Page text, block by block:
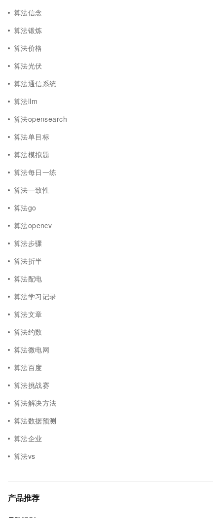
算法信念
算法锻炼
算法价格
算法光伏
算法通信系统
算法llm
算法opensearch
算法单目标
算法模拟题
算法每日一练
算法一致性
算法go
算法opencv
算法步骤
算法折半
算法配电
算法学习记录
算法文章
算法约数
算法微电网
算法百度
算法挑战赛
算法解决方法
算法数据预测
算法企业
算法vs
产品推荐